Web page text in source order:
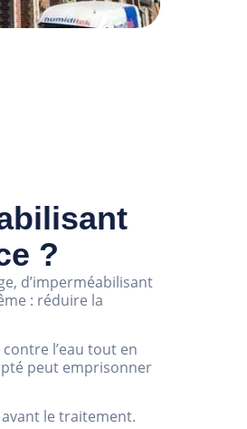
?
d’imperméabilisant
: réduire la
l’eau tout en
peut emprisonner
le traitement.